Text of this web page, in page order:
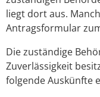
liegt dort aus.
Antragsformular
Die zuständige
Zuverlässigkeit
folgende Auskünfte